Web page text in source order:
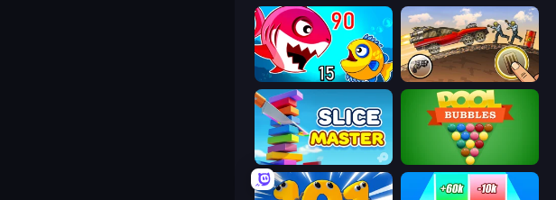
Fish Eat Getting Big Earn to Die: Zombie Ride
Slice Master Pool Bubbles